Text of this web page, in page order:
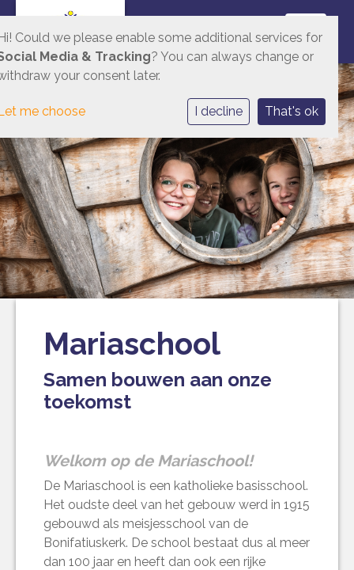
Toggle
Mariaschool
Samen bouwen aan onze
toekomst
Welkom op de Mariaschool!
De Mariaschool is een katholieke basisschool.
Het oudste deel van het gebouw werd in 1915
gebouwd als meisjesschool van de
Bonifatiuskerk. De school bestaat dus al meer
dan 100 jaar en heeft dan ook een rijke
Could we please enable some additional services for
Media & Tracking? You can always change or
your consent later.
me choose I decline That's ok